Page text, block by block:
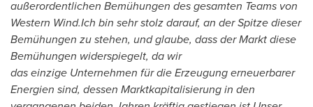
außerordentlichen Bemühungen des gesamten Teams von
Western Wind.Ich bin sehr stolz darauf, an der Spitzedieser
Bemühungen zu stehen, und glaube, dassder Marktdiese
Bemühungen widerspiegelt, da wir
daseinzige Unternehmen für die Erzeugung erneuerbarer
Energien sind, dessen Marktkapitalisierung in den